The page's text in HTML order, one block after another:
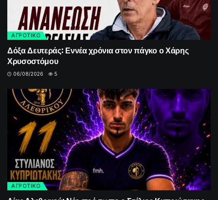
ΑΓΡΟΤΙΚΟ
Δόξα Δευτεράς: Εννέα χρόνια στον πάγκο ο Χάρης
Χρυσοστόμου
06/08/2026 5
ΑΓΡΟΤΙΚΟ